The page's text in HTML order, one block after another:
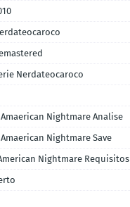
Nerdateocaroco
Amaerican Nightmare Analise
Amaerican Nightmare Save
Nightmare Requisitos